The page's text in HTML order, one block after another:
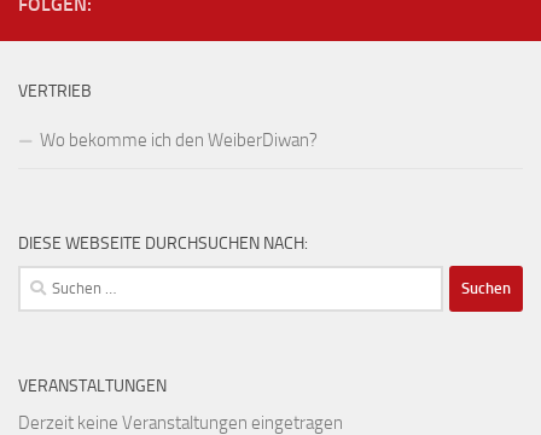
VERTRIEB
Wo bekomme ich den WeiberDiwan?
DIESE WEBSEITE DURCHSUCHEN NACH:
Suchen
nach:
VERANSTALTUNGEN
Derzeit keine Veranstaltungen eingetragen